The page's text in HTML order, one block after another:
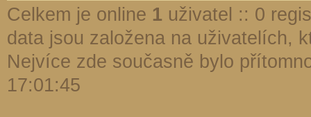
Celkem je online 1 uživatel :: 0
data jsou založena na uživatelích,
Nejvíce zde současně bylo
17:01:45